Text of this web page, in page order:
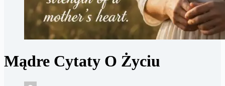
Mądre Cytaty O Życiu